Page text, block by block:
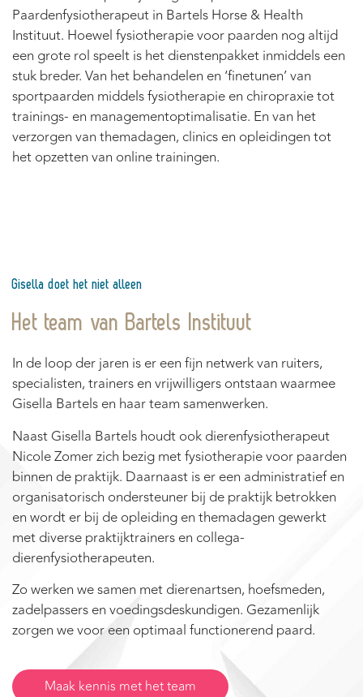
Paardenfysiotherapeut in Bartels Horse & Health
Instituut. Hoewel fysiotherapie voor paarden nog altijd
een grote rol speelt is het dienstenpakket inmiddels een
stuk breder. Van het behandelen en ‘finetunen’ van
sportpaarden middels fysiotherapie en chiropraxie tot
trainings- en managementoptimalisatie. En van het
verzorgen van themadagen, clinics en opleidingen tot
het opzetten van online trainingen.
Gisella doet het niet alleen
Het team van Bartels Instituut
In de loop der jaren is er een fijn netwerk van ruiters,
specialisten, trainers en vrijwilligers ontstaan waarmee
Gisella Bartels en haar team samenwerken.
Naast Gisella Bartels houdt ook dierenfysiotherapeut
Nicole Zomer zich bezig met fysiotherapie voor paarden
binnen de praktijk. Daarnaast is er een administratief en
organisatorisch ondersteuner bij de praktijk betrokken
en wordt er bij de opleiding en themadagen gewerkt
met diverse praktijktrainers en collega-
dierenfysiotherapeuten.
Zo werken we samen met dierenartsen, hoefsmeden,
zadelpassers en voedingsdeskundigen. Gezamenlijk
zorgen we voor een optimaal functionerend paard.
Maak kennis met het team